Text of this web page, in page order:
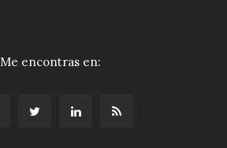
Me encontras en: